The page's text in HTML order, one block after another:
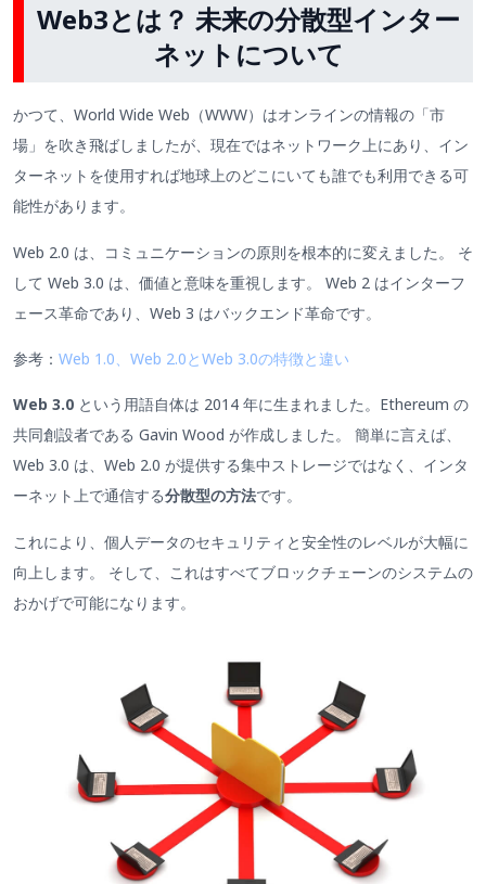
Web3とは？ 未来の分散型インター
ネットについて
かつて、World Wide Web（WWW）はオンラインの情報の「市
場」を吹き飛ばしましたが、現在ではネットワーク上にあり、イン
ターネットを使用すれば地球上のどこにいても誰でも利用できる可
能性があります。
Web 2.0 は、コミュニケーションの原則を根本的に変えました。 そ
して Web 3.0 は、価値と意味を重視します。 Web 2 はインターフ
ェース革命であり、Web 3 はバックエンド革命です。
参考： Web 1.0、Web 2.0とWeb 3.0の特徴と違い
Web 3.0 という用語自体は 2014 年に生まれました。Ethereum の
共同創設者である Gavin Wood が作成しました。 簡単に言えば、
Web 3.0 は、Web 2.0 が提供する集中ストレージではなく、インタ
ーネット上で通信する分散型の方法です。
これにより、個人データのセキュリティと安全性のレベルが大幅に
向上します。 そして、これはすべてブロックチェーンのシステムの
おかげで可能になります。